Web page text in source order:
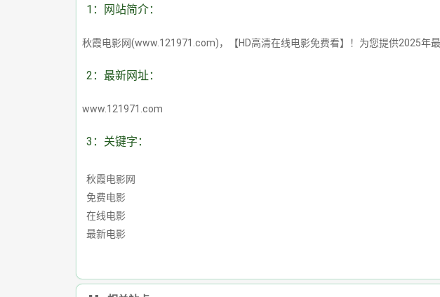
1：网站简介：
秋霞电影网(www.121971.com)，【HD高清在线电影免费看】！为您提供2025年
2：最新网址：
www.121971.com
3：关键字：
秋霞电影网
免费电影
在线电影
最新电影